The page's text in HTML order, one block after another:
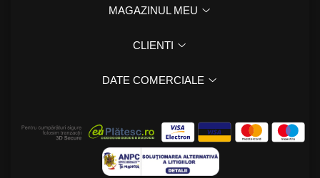
MAGAZINUL MEU
CLIENTI
DATE COMERCIALE